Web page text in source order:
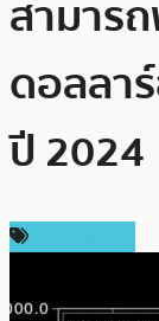
สามาร
ดอลลา
ปี 2024